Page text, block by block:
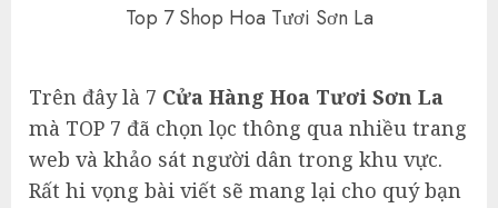
Top 7 Shop Hoa Tươi Sơn La
Trên đây là 7 Cửa Hàng Hoa Tươi Sơn La
mà TOP 7 đã chọn lọc thông qua nhiều trang
web và khảo sát người dân trong khu vực.
Rất hi vọng bài viết sẽ mang lại cho quý bạn